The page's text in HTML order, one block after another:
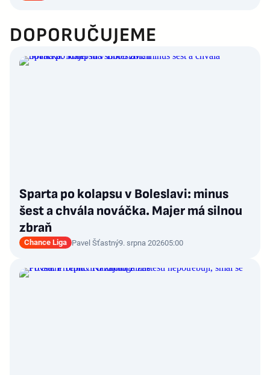
DOPORUČUJEME
Sparta po kolapsu v Boleslavi: minus
šest a chvála nováčka. Majer má silnou
zbraň
Chance Liga Pavel Šťastný9. srpna 202605:00